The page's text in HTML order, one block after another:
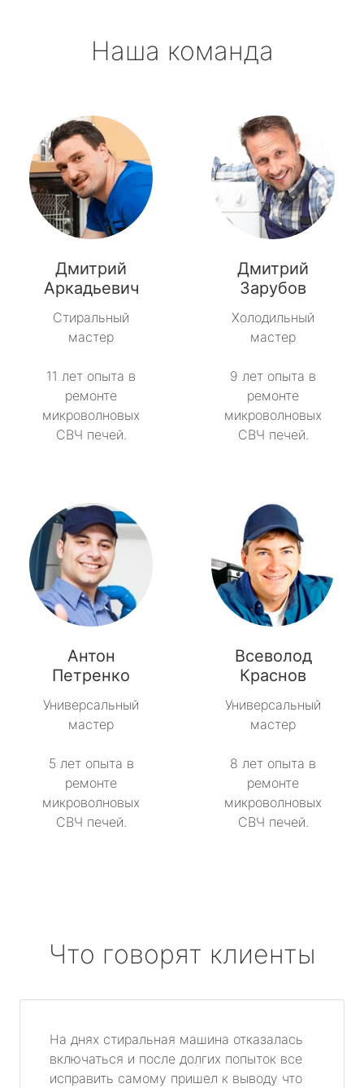
Наша команда
Дмитрий
Аркадьевич
Стиральный
мастер
11 лет опыта в
ремонте
микроволновых
СВЧ печей.
Дмитрий
Зарубов
Холодильный
мастер
9 лет опыта в
ремонте
микроволновых
СВЧ печей.
Антон
Петренко
Универсальный
мастер
5 лет опыта в
ремонте
микроволновых
СВЧ печей.
Всеволод
Краснов
Универсальный
мастер
8 лет опыта в
ремонте
микроволновых
СВЧ печей.
Что говорят клиенты
На днях стиральная машина отказалась
включаться и после долгих попыток все
исправить самому пришел к выводу что